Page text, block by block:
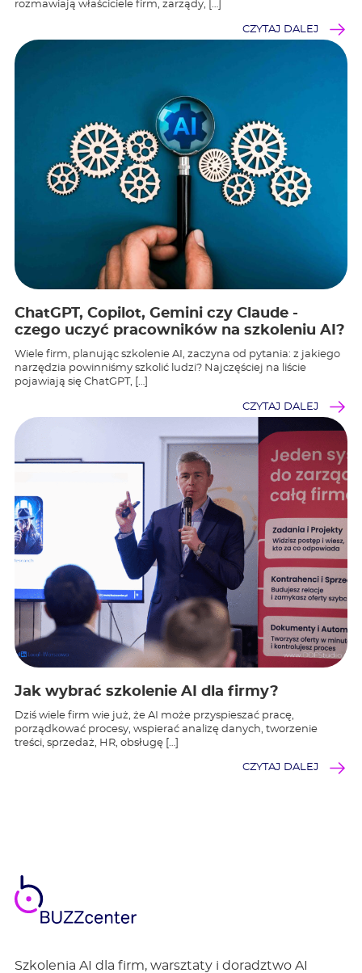
rozmawiają właściciele firm, zarządy, […]
CZYTAJ DALEJ
ChatGPT, Copilot, Gemini czy Claude -
czego uczyć pracowników na szkoleniu AI?
Wiele firm, planując szkolenie AI, zaczyna od pytania: z jakiego
narzędzia powinniśmy szkolić ludzi? Najczęściej na liście
pojawiają się ChatGPT, […]
CZYTAJ DALEJ
Jak wybrać szkolenie AI dla firmy?
Dziś wiele firm wie już, że AI może przyspieszać pracę,
porządkować procesy, wspierać analizę danych, tworzenie
treści, sprzedaż, HR, obsługę […]
CZYTAJ DALEJ
Szkolenia AI dla firm, warsztaty i doradztwo AI